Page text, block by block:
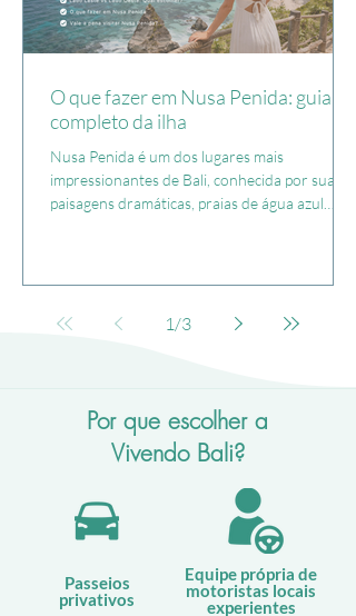
O que fazer em Nusa Penida: guia
completo da ilha
Nusa Penida é um dos lugares mais
impressionantes de Bali, conhecida por suas
paisagens dramáticas, praias de água azul
você precisa saber sobre Nusa Penida Nusa
toda a província de Bali (da qual faz parte),
com incríveis p
1 /3
Por que escolher a
Vivendo Bali?
Passeios
privativos
Equipe própria de
motoristas locais
experientes